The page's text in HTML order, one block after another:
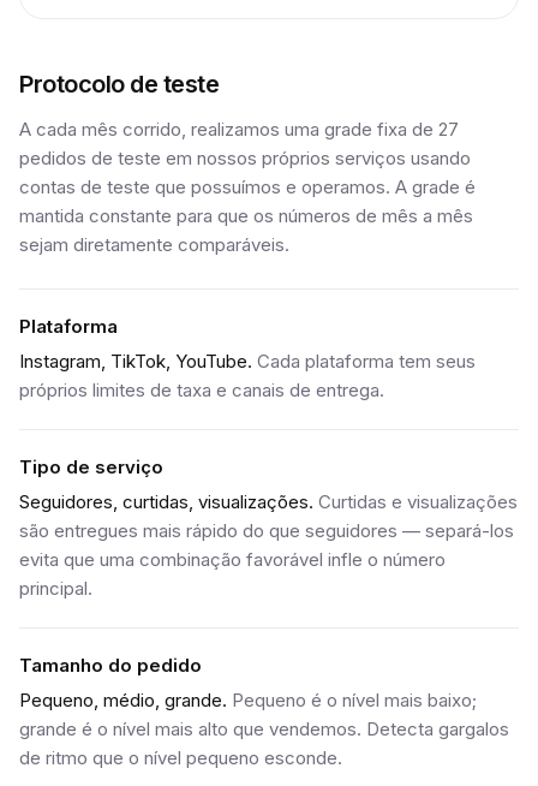
Protocolo de teste
A cada mês corrido, realizamos uma grade fixa de 27
pedidos de teste em nossos próprios serviços usando
contas de teste que possuímos e operamos. A grade é
mantida constante para que os números de mês a mês
sejam diretamente comparáveis.
Plataforma
Instagram, TikTok, YouTube. Cada plataforma tem seus
próprios limites de taxa e canais de entrega.
Tipo de serviço
Seguidores, curtidas, visualizações. Curtidas e visualizações
são entregues mais rápido do que seguidores — separá-los
evita que uma combinação favorável infle o número
principal.
Tamanho do pedido
Pequeno, médio, grande. Pequeno é o nível mais baixo;
grande é o nível mais alto que vendemos. Detecta gargalos
de ritmo que o nível pequeno esconde.